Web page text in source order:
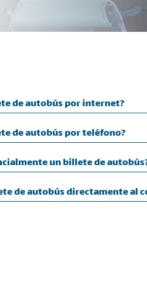
de autobús por internet?
de autobús por teléfono?
un billete de
de autobús directamente al